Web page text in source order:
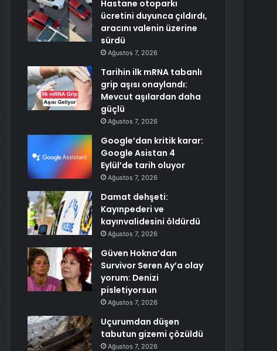
Hastane otoparkı
ücretini duyunca çıldırdı,
aracını valenin üzerine
sürdü
Ağustos 7, 2026
Tarihin ilk mRNA tabanlı
grip aşısı onaylandı:
Mevcut aşılardan daha
güçlü
Ağustos 7, 2026
Google’dan kritik karar:
Google Asistan 4
Eylül’de tarih oluyor
Ağustos 7, 2026
Damat dehşeti:
Kayınpederi ve
kayınvalidesini öldürdü
Ağustos 7, 2026
Güven Hokna’dan
Survivor Seren Ay’a olay
yorum: Denizi
pisletiyorsun
Ağustos 7, 2026
Uçurumdan düşen
tabutun gizemi çözüldü
Ağustos 7, 2026